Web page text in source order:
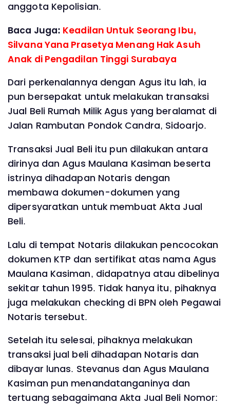
anggota Kepolisian.
Baca Juga: Keadilan Untuk Seorang Ibu,
Silvana Yana Prasetya Menang Hak Asuh
Anak di Pengadilan Tinggi Surabaya
Dari perkenalannya dengan Agus itu lah, ia
pun bersepakat untuk melakukan transaksi
Jual Beli Rumah Milik Agus yang beralamat di
Jalan Rambutan Pondok Candra, Sidoarjo.
Transaksi Jual Beli itu pun dilakukan antara
dirinya dan Agus Maulana Kasiman beserta
istrinya dihadapan Notaris dengan
membawa dokumen-dokumen yang
dipersyaratkan untuk membuat Akta Jual
Beli.
Lalu di tempat Notaris dilakukan pencocokan
dokumen KTP dan sertifikat atas nama Agus
Maulana Kasiman, didapatnya atau dibelinya
sekitar tahun 1995. Tidak hanya itu, pihaknya
juga melakukan checking di BPN oleh Pegawai
Notaris tersebut.
Setelah itu selesai, pihaknya melakukan
transaksi jual beli dihadapan Notaris dan
dibayar lunas. Stevanus dan Agus Maulana
Kasiman pun menandatanganinya dan
tertuang sebagaimana Akta Jual Beli Nomor: